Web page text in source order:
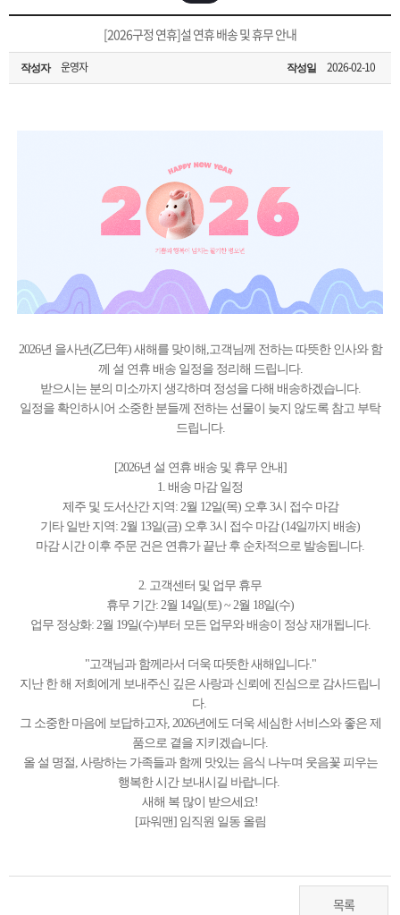
노
객
마
지
회
[무인택배함 이용 안내] 집 밖에 주소로 택배 받기
입금확인이 안되는 상황을 대비해 꼭 입금후 고객센터 연락바랍니다.
[2026구정 연휴]설 연휴 배송 및 휴무 안내
작성자 운영자 작성일 2026-02-10
2026년 을사년(乙巳年) 새해를 맞이해,고객님께 전하는 따뜻한 인사와 함
께 설 연휴 배송 일정을 정리해 드립니다.
받으시는 분의 미소까지 생각하며 정성을 다해 배송하겠습니다.
일정을 확인하시어 소중한 분들께 전하는 선물이 늦지 않도록 참고 부탁
드립니다.
[2026년 설 연휴 배송 및 휴무 안내]
1. 배송 마감 일정
제주 및 도서산간 지역: 2월 12일(목) 오후 3시 접수 마감
기타 일반 지역: 2월 13일(금) 오후 3시 접수 마감 (14일까지 배송)
마감 시간 이후 주문 건은 연휴가 끝난 후 순차적으로 발송됩니다.
2. 고객센터 및 업무 휴무
휴무 기간: 2월 14일(토) ~ 2월 18일(수)
업무 정상화: 2월 19일(수)부터 모든 업무와 배송이 정상 재개됩니다.
"고객님과 함께라서 더욱 따뜻한 새해입니다."
지난 한 해 저희에게 보내주신 깊은 사랑과 신뢰에 진심으로 감사드립니
다.
그 소중한 마음에 보답하고자, 2026년에도 더욱 세심한 서비스와 좋은 제
품으로 곁을 지키겠습니다.
올 설 명절, 사랑하는 가족들과 함께 맛있는 음식 나누며 웃음꽃 피우는
행복한 시간 보내시길 바랍니다.
새해 복 많이 받으세요!
[파워맨] 임직원 일동 올림
목록